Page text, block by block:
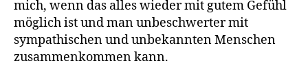
mich, wenn das alles wieder mit gutem Gefühl
möglich ist und man unbeschwerter mit
sympathischen und unbekannten Menschen
zusammenkommen kann.